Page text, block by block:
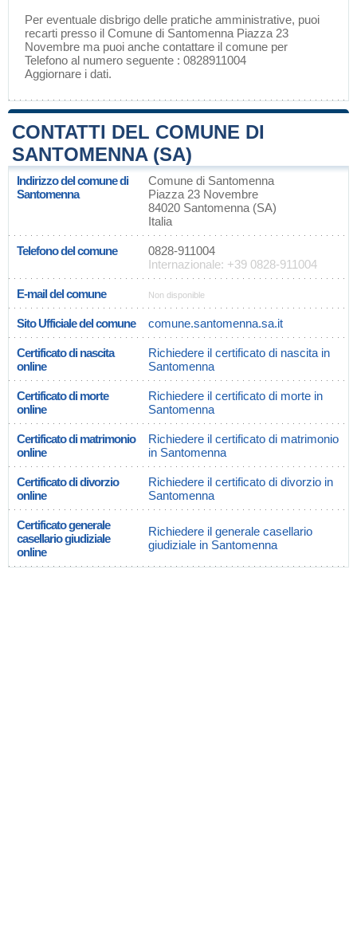
Per eventuale disbrigo delle pratiche amministrative, puoi
recarti presso il Comune di Santomenna Piazza 23
Novembre ma puoi anche contattare il comune per
Telefono al numero seguente : 0828911004
Aggiornare i dati.
CONTATTI DEL COMUNE DI
SANTOMENNA (SA)
Indirizzo del comune di
Santomenna
Comune di Santomenna
Piazza 23 Novembre
84020 Santomenna (SA)
Italia
Telefono del comune
0828-911004
Internazionale: +39 0828-911004
E-mail del comune Non disponible
Sito Ufficiale del comune comune.santomenna.sa.it
Certificato di nascita
online
Richiedere il certificato di nascita in
Santomenna
Certificato di morte
online
Richiedere il certificato di morte in
Santomenna
Certificato di matrimonio
online
Richiedere il certificato di matrimonio
in Santomenna
Certificato di divorzio
online
Richiedere il certificato di divorzio in
Santomenna
Certificato generale
casellario giudiziale
online
Richiedere il generale casellario
giudiziale in Santomenna